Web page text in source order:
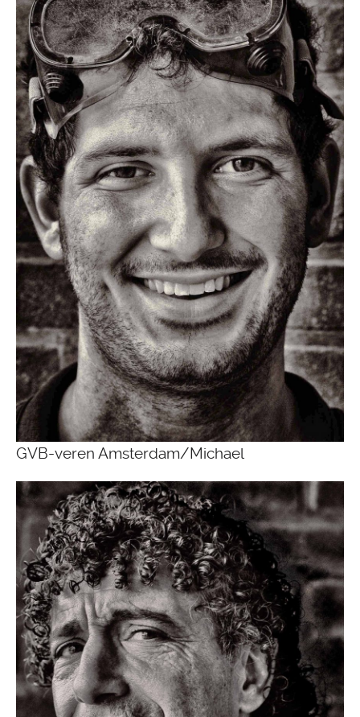
GVB-veren Amsterdam/Michael